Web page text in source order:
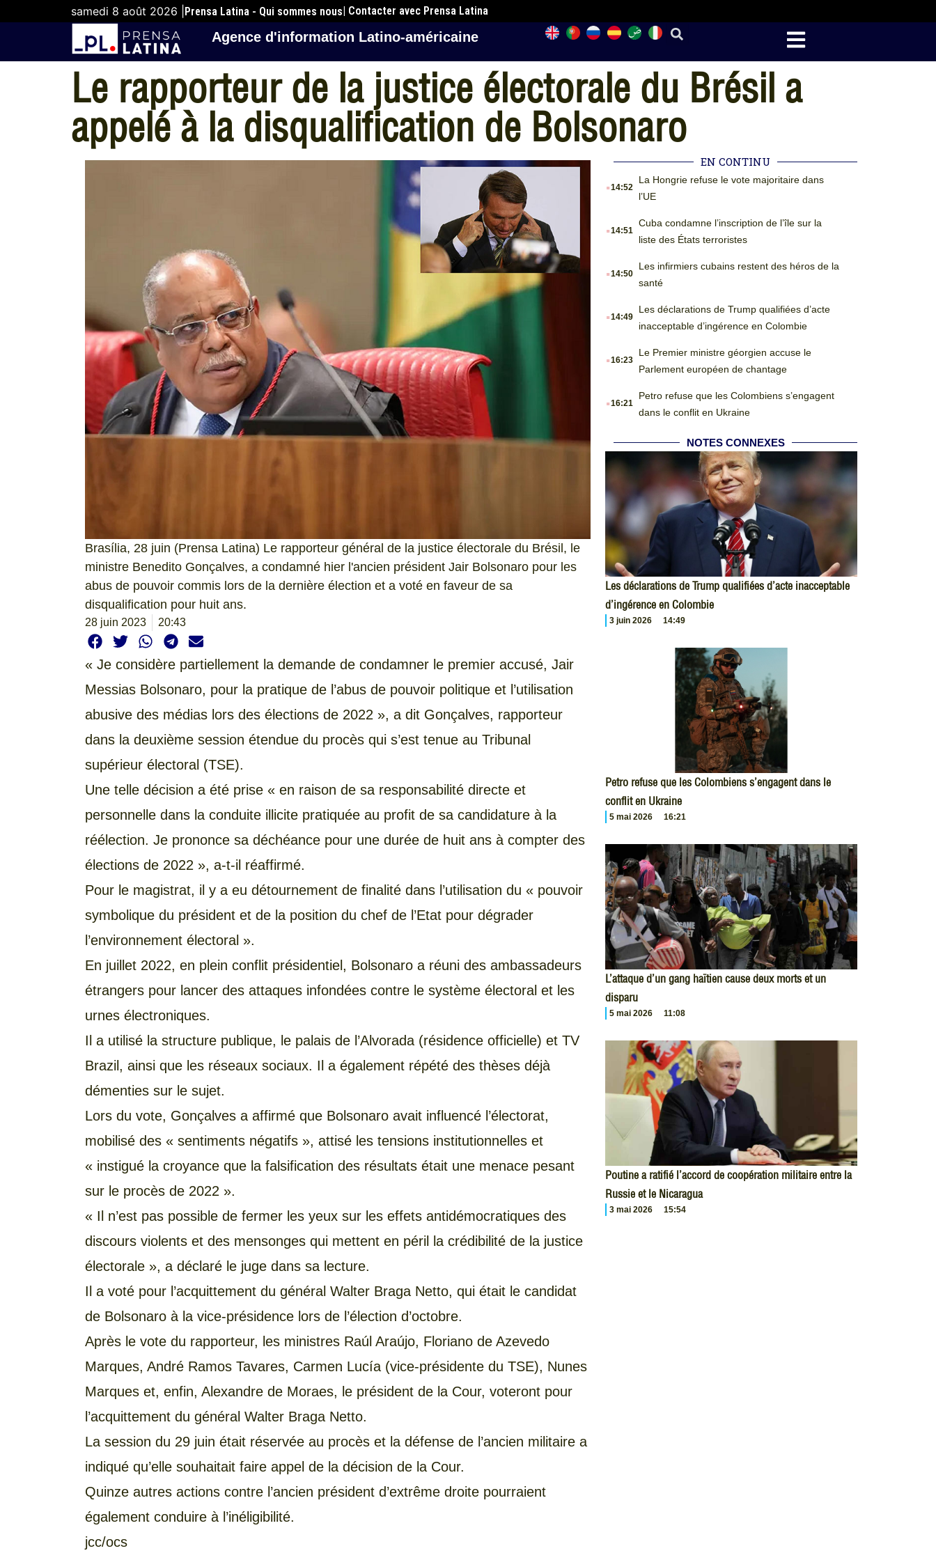
samedi 8 août 2026 | Prensa Latina - Qui sommes nous| Contacter avec Prensa Latina
Agence d'information Latino-américaine
Le rapporteur de la justice électorale du Brésil a
appelé à la disqualification de Bolsonaro
Brasília, 28 juin (Prensa Latina) Le rapporteur général de la justice électorale du Brésil, le
ministre Benedito Gonçalves, a condamné hier l'ancien président Jair Bolsonaro pour les
abus de pouvoir commis lors de la dernière élection et a voté en faveur de sa
disqualification pour huit ans.
28 juin 2023 20:43
« Je considère partiellement la demande de condamner le premier accusé, Jair
Messias Bolsonaro, pour la pratique de l’abus de pouvoir politique et l’utilisation
abusive des médias lors des élections de 2022 », a dit Gonçalves, rapporteur
dans la deuxième session étendue du procès qui s’est tenue au Tribunal
supérieur électoral (TSE).
Une telle décision a été prise « en raison de sa responsabilité directe et
personnelle dans la conduite illicite pratiquée au profit de sa candidature à la
réélection. Je prononce sa déchéance pour une durée de huit ans à compter des
élections de 2022 », a-t-il réaffirmé.
Pour le magistrat, il y a eu détournement de finalité dans l’utilisation du « pouvoir
symbolique du président et de la position du chef de l’Etat pour dégrader
l’environnement électoral ».
En juillet 2022, en plein conflit présidentiel, Bolsonaro a réuni des ambassadeurs
étrangers pour lancer des attaques infondées contre le système électoral et les
urnes électroniques.
Il a utilisé la structure publique, le palais de l’Alvorada (résidence officielle) et TV
Brazil, ainsi que les réseaux sociaux. Il a également répété des thèses déjà
démenties sur le sujet.
Lors du vote, Gonçalves a affirmé que Bolsonaro avait influencé l’électorat,
mobilisé des « sentiments négatifs », attisé les tensions institutionnelles et
« instigué la croyance que la falsification des résultats était une menace pesant
sur le procès de 2022 ».
« Il n’est pas possible de fermer les yeux sur les effets antidémocratiques des
discours violents et des mensonges qui mettent en péril la crédibilité de la justice
électorale », a déclaré le juge dans sa lecture.
Il a voté pour l’acquittement du général Walter Braga Netto, qui était le candidat
de Bolsonaro à la vice-présidence lors de l’élection d’octobre.
Après le vote du rapporteur, les ministres Raúl Araújo, Floriano de Azevedo
Marques, André Ramos Tavares, Carmen Lucía (vice-présidente du TSE), Nunes
Marques et, enfin, Alexandre de Moraes, le président de la Cour, voteront pour
l’acquittement du général Walter Braga Netto.
La session du 29 juin était réservée au procès et la défense de l’ancien militaire a
indiqué qu’elle souhaitait faire appel de la décision de la Cour.
Quinze autres actions contre l’ancien président d’extrême droite pourraient
également conduire à l’inéligibilité.
jcc/ocs
EN CONTINU
.14:52
La Hongrie refuse le vote majoritaire dans
l’UE
.14:51
Cuba condamne l’inscription de l’île sur la
liste des États terroristes
.14:50
Les infirmiers cubains restent des héros de la
santé
.14:49
Les déclarations de Trump qualifiées d’acte
inacceptable d’ingérence en Colombie
.16:23
Le Premier ministre géorgien accuse le
Parlement européen de chantage
.16:21
Petro refuse que les Colombiens s’engagent
dans le conflit en Ukraine
NOTES CONNEXES
Les déclarations de Trump qualifiées d’acte inacceptable
d’ingérence en Colombie
3 juin 2026 14:49
Petro refuse que les Colombiens s’engagent dans le
conflit en Ukraine
5 mai 2026 16:21
L’attaque d’un gang haïtien cause deux morts et un
disparu
5 mai 2026 11:08
Poutine a ratifié l’accord de coopération militaire entre la
Russie et le Nicaragua
3 mai 2026 15:54